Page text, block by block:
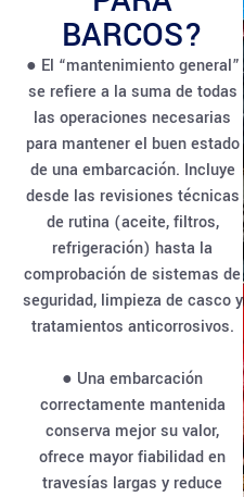
BARCOS?
● El “mantenimiento general”
se refiere a la suma de todas
las operaciones necesarias
para mantener el buen estado
de una embarcación. Incluye
desde las revisiones técnicas
de rutina (aceite, filtros,
refrigeración) hasta la
comprobación de sistemas de
seguridad, limpieza de casco y
tratamientos anticorrosivos.
● Una embarcación
correctamente mantenida
conserva mejor su valor,
ofrece mayor fiabilidad en
travesías largas y reduce